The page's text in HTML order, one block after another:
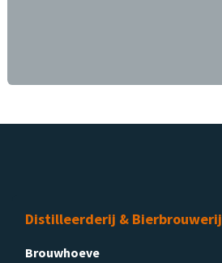
Distilleerderij & Bierbrouwerij
Brouwhoeve